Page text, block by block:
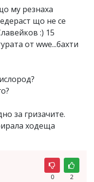
му резнаха
що не се
:) 15
от wwe...бахти
за гризачите.
ходеща
0 2